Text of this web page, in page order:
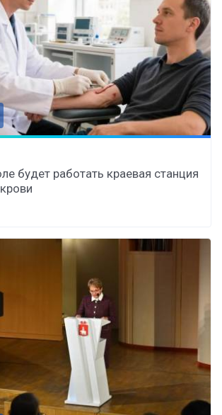
будет работать краевая станция